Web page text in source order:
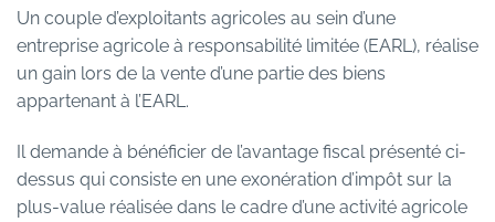
Un couple d’exploitants agricoles au sein d’une
entreprise agricole à responsabilité limitée (EARL), réalise
un gain lors de la vente d’une partie des biens
appartenant à l’EARL.
Il demande à bénéficier de l’avantage fiscal présenté ci-
dessus qui consiste en une exonération d’impôt sur la
plus-value réalisée dans le cadre d’une activité agricole